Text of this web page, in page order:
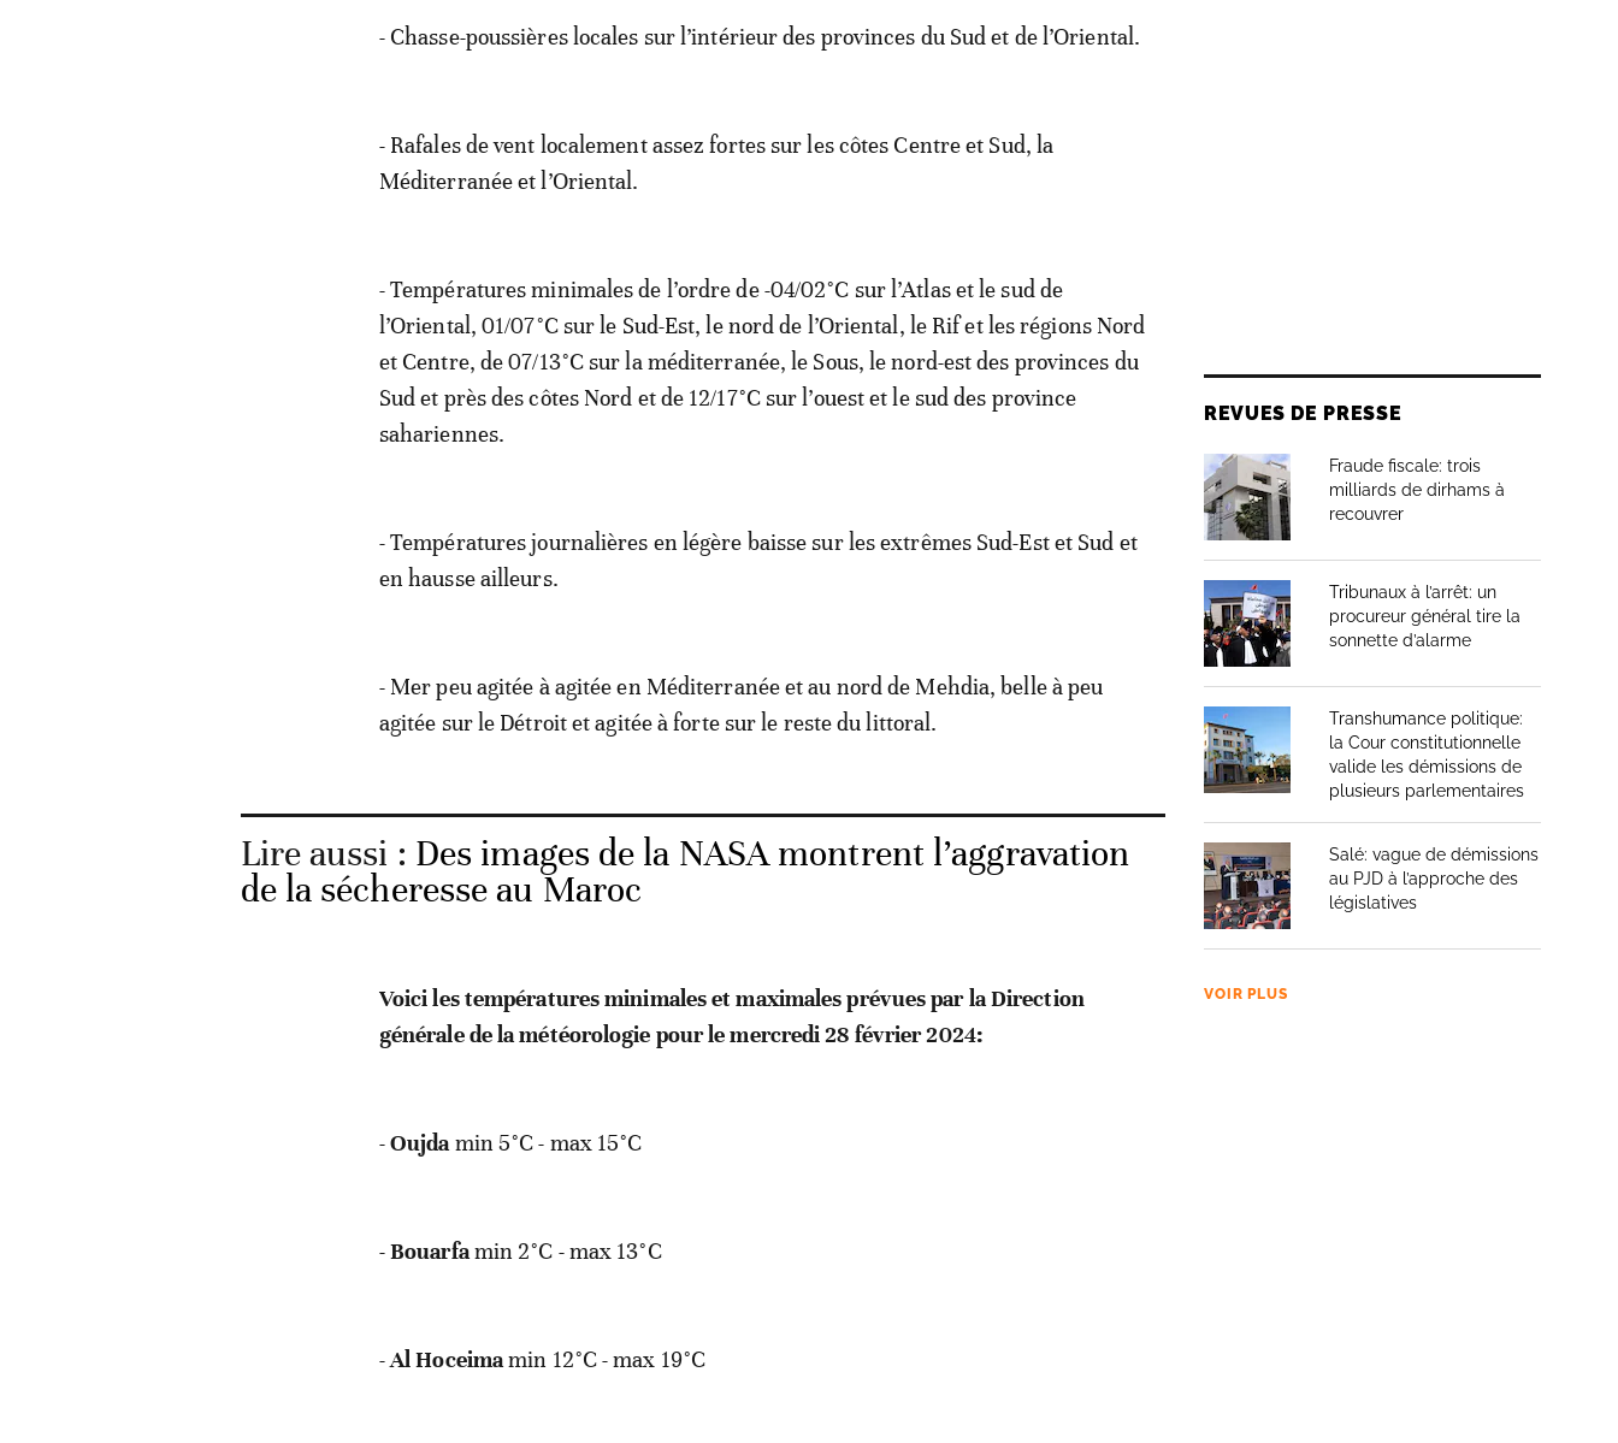
- Chasse-poussières locales sur l’intérieur des provinces du Sud et de l’Oriental.
- Rafales de vent localement assez fortes sur les côtes Centre et Sud, la
Méditerranée et l’Oriental.
- Températures minimales de l’ordre de -04/02°C sur l’Atlas et le sud de
l’Oriental, 01/07°C sur le Sud-Est, le nord de l’Oriental, le Rif et les régions Nord
et Centre, de 07/13°C sur la méditerranée, le Sous, le nord-est des provinces du
Sud et près des côtes Nord et de 12/17°C sur l’ouest et le sud des province
sahariennes.
- Températures journalières en légère baisse sur les extrêmes Sud-Est et Sud et
en hausse ailleurs.
- Mer peu agitée à agitée en Méditerranée et au nord de Mehdia, belle à peu
agitée sur le Détroit et agitée à forte sur le reste du littoral.
Lire aussi : Des images de la NASA montrent l’aggravation
de la sécheresse au Maroc
Voici les températures minimales et maximales prévues par la Direction
générale de la météorologie pour le mercredi 28 février 2024:
-Oujda min 5°C - max 15°C
-Bouarfamin 2°C - max 13°C
-Al Hoceimamin 12°C - max 19°C
REVUES DE PRESSE
Fraude fiscale: trois
milliards de dirhams à
recouvrer
Tribunaux à l’arrêt: un
procureur général tire la
sonnette d’alarme
Transhumance politique:
la Cour constitutionnelle
valide les démissions de
plusieurs parlementaires
Salé: vague de démissions
au PJD à l’approche des
législatives
VOIR PLUS